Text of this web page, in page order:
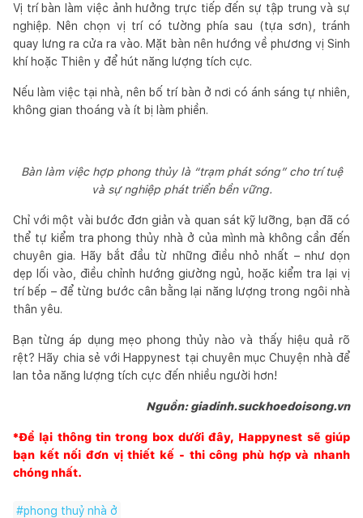
Vị trí bàn làm việc ảnh hưởng trực tiếp đến sự tập trung và sự
nghiệp. Nên chọn vị trí có tường phía sau (tựa sơn), tránh
quay lưng ra cửa ra vào. Mặt bàn nên hướng về phương vị Sinh
khí hoặc Thiên y để hút năng lượng tích cực.
Nếu làm việc tại nhà, nên bố trí bàn ở nơi có ánh sáng tự nhiên,
không gian thoáng và ít bị làm phiền.
Bàn làm việc hợp phong thủy là “trạm phát sóng” cho trí tuệ
và sự nghiệp phát triển bền vững.
Chỉ với một vài bước đơn giản và quan sát kỹ lưỡng, bạn đã có
thể tự kiểm tra phong thủy nhà ở của mình mà không cần đến
chuyên gia. Hãy bắt đầu từ những điều nhỏ nhất – như dọn
dẹp lối vào, điều chỉnh hướng giường ngủ, hoặc kiểm tra lại vị
trí bếp – để từng bước cân bằng lại năng lượng trong ngôi nhà
thân yêu.
Bạn từng áp dụng mẹo phong thủy nào và thấy hiệu quả rõ
rệt? Hãy chia sẻ với Happynest tại chuyên mục Chuyện nhà để
lan tỏa năng lượng tích cực đến nhiều người hơn!
Nguồn: giadinh.suckhoedoisong.vn
*Để lại thông tin trong box dưới đây, Happynest sẽ giúp
bạn kết nối đơn vị thiết kế - thi công phù hợp và nhanh
chóng nhất.
#phong thuỷ nhà ở